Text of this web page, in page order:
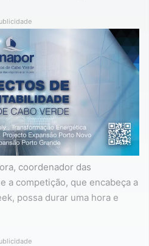
coordenador das
a competição, que encabeça a
possa durar uma hora e